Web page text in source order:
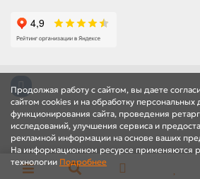
Продолжая работу с сайтом, вы даете
сайтом cookies и на обработку персональных
функционирования сайта, проведения
исследований, улучшения сервиса и
рекламной информации на основе ваших
На информационном ресурсе применяются
технологии Подробнее